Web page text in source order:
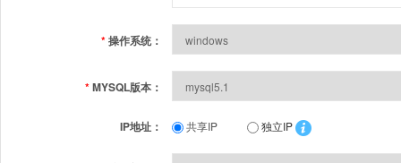
*操作系统：
*MYSQL版本：
IP地址： 共享IP 独立IP